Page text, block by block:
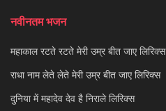
नवीनतम भजन
महाकाल रटते रटते मेरी उम्र बीत जाए लिरिक्स
राधा नाम लेते लेते मेरी उम्र बीत जाए लिरिक्स
दुनिया में महादेव देव है निराले लिरिक्स